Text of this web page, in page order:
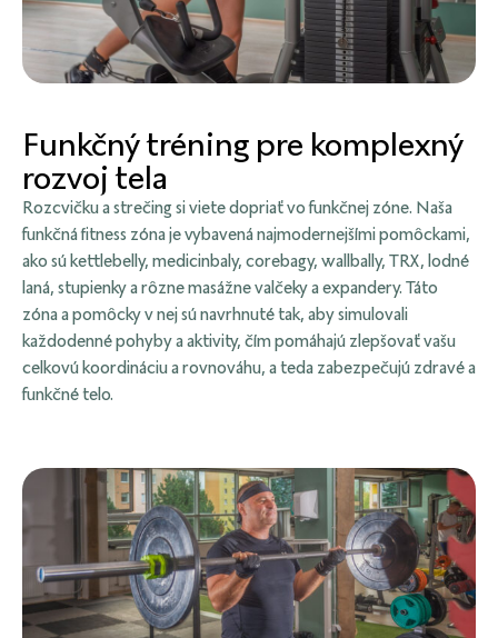
Funkčný tréning pre komplexný
rozvoj tela
Rozcvičku a strečing si viete dopriať vo funkčnej zóne. Naša
funkčná fitness zóna je vybavená najmodernejšími pomôckami,
ako sú kettlebelly, medicinbaly, corebagy, wallbally, TRX, lodné
laná, stupienky a rôzne masážne valčeky a expandery. Táto
zóna a pomôcky v nej sú navrhnuté tak, aby simulovali
každodenné pohyby a aktivity, čím pomáhajú zlepšovať vašu
celkovú koordináciu a rovnováhu, a teda zabezpečujú zdravé a
funkčné telo.